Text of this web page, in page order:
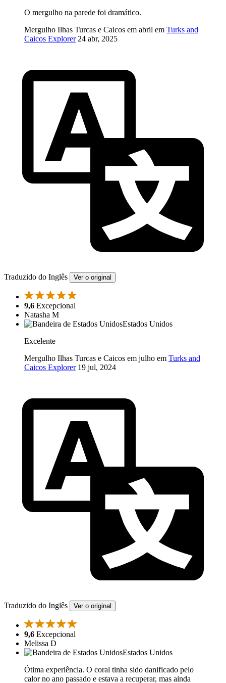
O mergulho na parede foi dramático.
Mergulho Ilhas Turcas e Caicos em abril em Turks and
Caicos Explorer 24 abr, 2025
Traduzido do Inglês Ver o original
9,6 Excepcional
Natasha M
Estados Unidos
Excelente
Mergulho Ilhas Turcas e Caicos em julho em Turks and
Caicos Explorer 19 jul, 2024
Traduzido do Inglês Ver o original
9,6 Excepcional
Melissa D
Estados Unidos
Ótima experiência. O coral tinha sido danificado pelo
calor no ano passado e estava a recuperar, mas ainda